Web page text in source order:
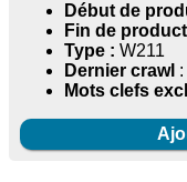
Début de
Fin de
Type : W211
Dernier crawl
Mots clefs